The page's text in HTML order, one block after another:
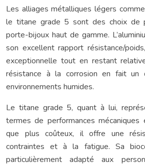
Les alliages métalliques légers
le titane grade 5 sont des choix de
porte-bijoux haut de gamme.
son excellent rapport résistance/
exceptionnelle tout en restant
résistance à la corrosion en fait un
environnements humides.
Le titane grade 5, quant à lui,
termes de performances
que plus coûteux, il offre une
contraintes et à la fatigue. Sa
particulièrement adapté aux